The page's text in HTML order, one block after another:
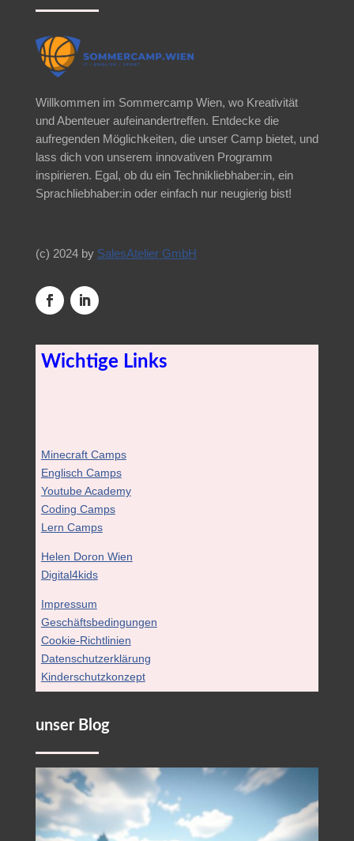
Willkommen im Sommercamp Wien, wo Kreativität
und Abenteuer aufeinandertreffen. Entdecke die
aufregenden Möglichkeiten, die unser Camp bietet, und
lass dich von unserem innovativen Programm
inspirieren. Egal, ob du ein Technikliebhaber:in, ein
Sprachliebhaber:in oder einfach nur neugierig bist!
(c) 2024 by SalesAtelier GmbH
Wichtige Links
Minecraft Camps
Englisch Camps
Youtube Academy
Coding Camps
Lern Camps
Helen Doron Wien
Digital4kids
Impressum
Geschäftsbedingungen
Cookie-Richtlinien
Datenschutzerklärung
Kinderschutzkonzept
unser Blog